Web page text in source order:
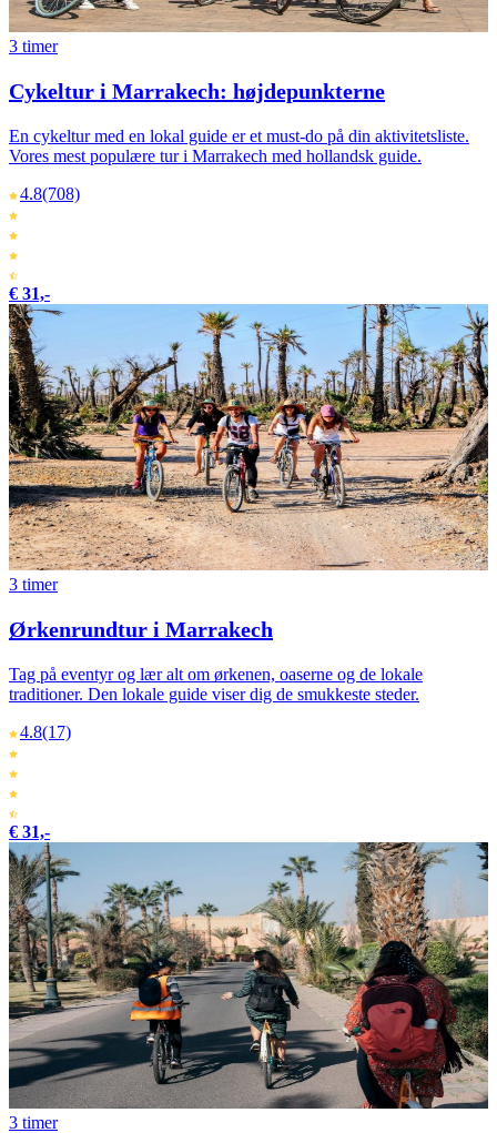
3 timer
Cykeltur i Marrakech: højdepunkterne
En cykeltur med en lokal guide er et must-do på din aktivitetsliste.
Vores mest populære tur i Marrakech med hollandsk guide.
4.8(708)
€ 31,-
3 timer
Ørkenrundtur i Marrakech
Tag på eventyr og lær alt om ørkenen, oaserne og de lokale
traditioner. Den lokale guide viser dig de smukkeste steder.
4.8(17)
€ 31,-
3 timer